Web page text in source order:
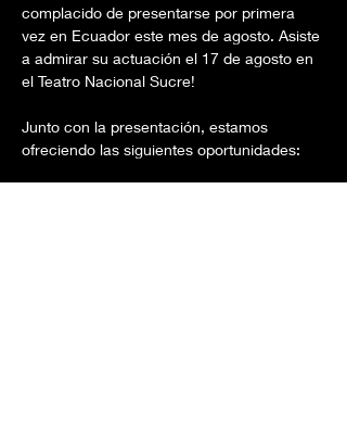
complacido de presentarse por primera
vez en Ecuador este mes de agosto. Asiste
a admirar su actuación el 17 de agosto en
Junto con la presentación, estamos